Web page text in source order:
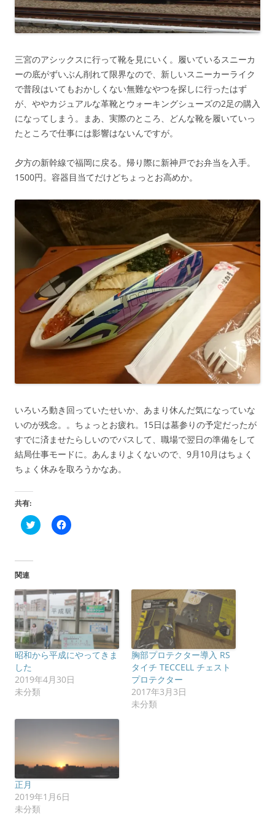
三宮のアシックスに行って靴を見にいく。履いているスニーカ
ーの底がずいぶん削れて限界なので、新しいスニーカーライク
で普段はいてもおかしくない無難なやつを探しに行ったはず
が、ややカジュアルな革靴とウォーキングシューズの2足の購入
になってしまう。まあ、実際のところ、どんな靴を履いていっ
たところで仕事には影響はないんですが。
夕方の新幹線で福岡に戻る。帰り際に新神戸でお弁当を入手。
1500円。容器目当てだけどちょっとお高めか。
いろいろ動き回っていたせいか、あまり休んだ気になっていな
いのが残念。。ちょっとお疲れ。15日は墓参りの予定だったが
すでに済ませたらしいのでパスして、職場で翌日の準備をして
結局仕事モードに。あんまりよくないので、9月10月はちょく
ちょく休みを取ろうかなあ。
共有:
ク
リ
i
t
t
e
r
で
共
有
(
新
い
ウ
ィ
ン
で
)
F
a
で
共
有
す
る
に
は
ク
リ
ッ
し
て
(
し
ウ
ィ
ド
で
開
関連
昭和から平成にやってきま
した
2019年4月30日
未分類
胸部プロテクター導入 RS
タイチ TECCELL チェスト
プロテクター
2017年3月3日
未分類
正月
2019年1月6日
未分類